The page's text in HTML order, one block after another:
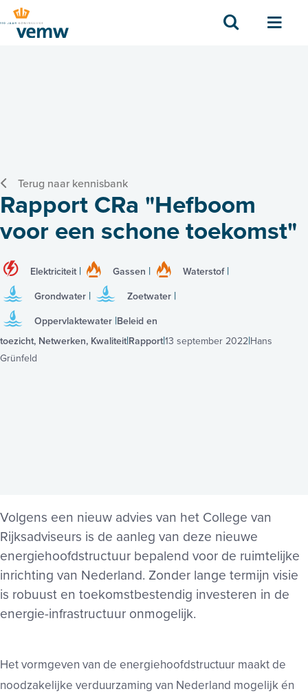
Zoek
Terug naar kennisbank
Rapport CRa "Hefboom
voor een schone toekomst"
Elektriciteit Gassen Waterstof
Grondwater Zoetwater
Oppervlaktewater Beleid en
toezicht, Netwerken, Kwaliteit Rapport13 september 2022 Hans
Grünfeld
Volgens een nieuw advies van het College van
Rijksadviseurs is de aanleg van deze nieuwe
energiehoofdstructuur bepalend voor de ruimtelijke
inrichting van Nederland. Zonder lange termijn visie
is robuust en toekomstbestendig investeren in de
energie-infrastructuur onmogelijk.
Het vormgeven van de energiehoofdstructuur maakt de
noodzakelijke verduurzaming van Nederland mogelijk én